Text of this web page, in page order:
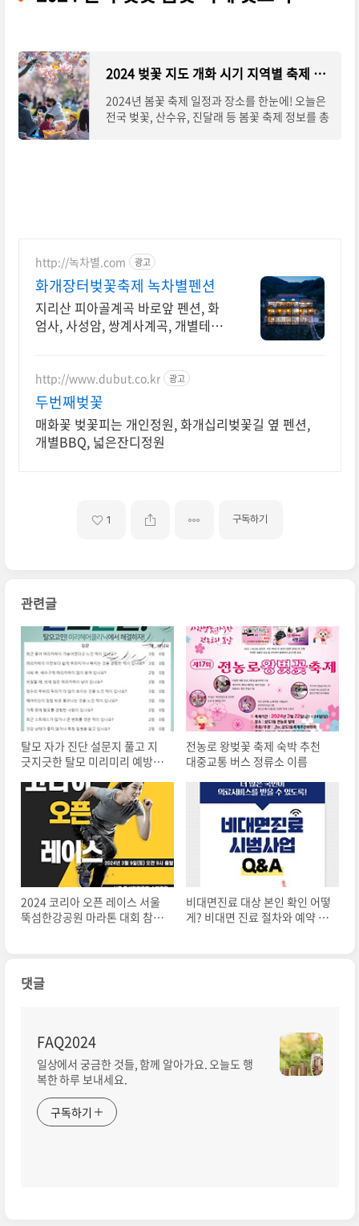
2024 벚꽃 지도 개화 시기 지역별 축제 명소 봄꽃 축제 어디로 갈까?
2024년 봄꽃 축제 일정과 장소를 한눈에! 오늘은
전국 벚꽃, 산수유, 진달래 등 봄꽃 축제 정보를 총
http://녹차별.com 광고
화개장터벚꽃축제 녹차별펜션
지리산 피아골계곡 바로앞 펜션, 화
엄사, 사성암, 쌍계사계곡, 개별테라
분
http://www.dubut.co.kr 광고
두번째벚꽃
매화꽃 벚꽃피는 개인정원, 화개십리벚꽃길 옆 펜션,
개별BBQ, 넓은잔디정원
1 구독하기
관련글
탈모 자가 진단 설문지 풀고 지
긋지긋한 탈모 미리미리 예방하
전농로 왕벚꽃 축제 숙박 추천
대중교통 버스 정류소 이름
2024 코리아 오픈 레이스 서울
뚝섬한강공원 마라톤 대회 참가
비대면진료 대상 본인 확인 어떻
게? 비대면 진료 절차와 예약 앱
댓글
FAQ2024
일상에서 궁금한 것들, 함께 알아가요. 오늘도 행
복한 하루 보내세요.
구독하기